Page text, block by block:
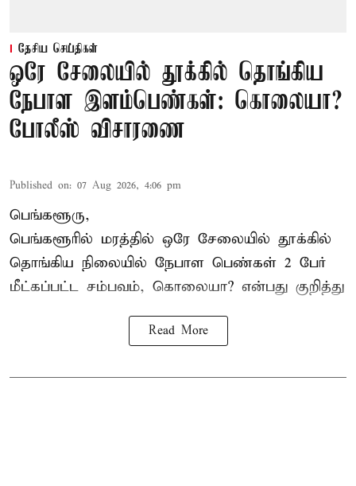
தேசிய செய்திகள்
ஒரே சேலையில் தூக்கில் தொங்கிய
நேபாள இளம்பெண்கள்: கொலையா?
போலீஸ் விசாரணை
Published on: 07 Aug 2026, 4:06 pm
பெங்களூரு,
பெங்களூரில் மரத்தில் ஒரே சேலையில் தூக்கில்
தொங்கிய நிலையில் நேபாள பெண்கள் 2 பேர்
மீட்கப்பட்ட சம்பவம், கொலையா? என்பது குறித்து
Read More